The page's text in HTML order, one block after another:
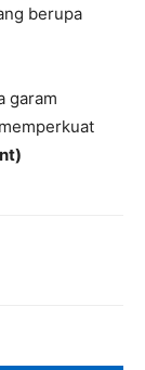
berupa
garam